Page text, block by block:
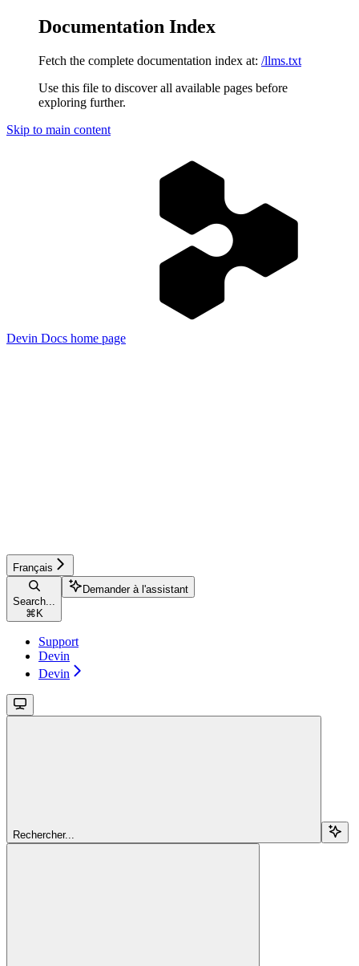
Documentation Index
Fetch the complete documentation index at: /llms.txt
Use this file to discover all available pages before
exploring further.
Skip to main content
Devin Docs home page
Français
Search...
⌘ K
Demander à l'assistant
Support
Devin
Devin
Rechercher...